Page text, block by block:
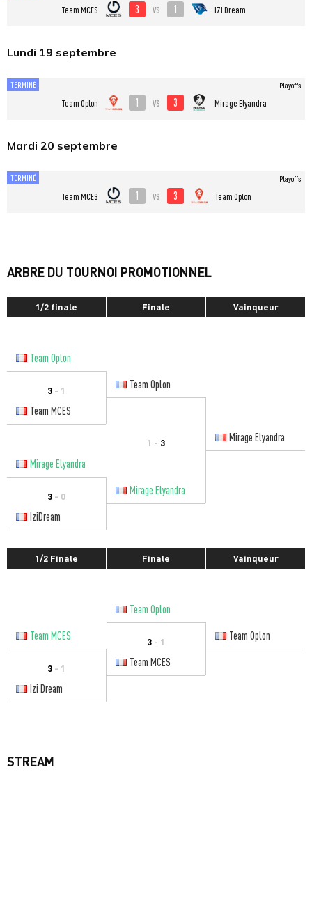
Team MCES 3 vs 1 IZI Dream
Lundi 19 septembre
TERMINÉ
Team Oplon 1 vs 3 Mirage Elyandra
Playoffs
Mardi 20 septembre
TERMINÉ
Team MCES 1 vs 3 Team Oplon
Playoffs
ARBRE DU TOURNOI PROMOTIONNEL
1/2 finale Finale Vainqueur
Team Oplon
3 - 1
Team Oplon
Team MCES
1 - 3
Mirage Elyandra
Mirage Elyandra
3 - 0
Mirage Elyandra
IziDream
1/2 Finale Finale Vainqueur
Team Oplon
Team MCES
3 - 1 Team Oplon
3 - 1
Team MCES
Izi Dream
STREAM